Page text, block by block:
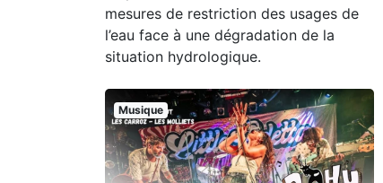
mesures de restriction des usages de
l’eau face à une dégradation de la
situation hydrologique.
Musique